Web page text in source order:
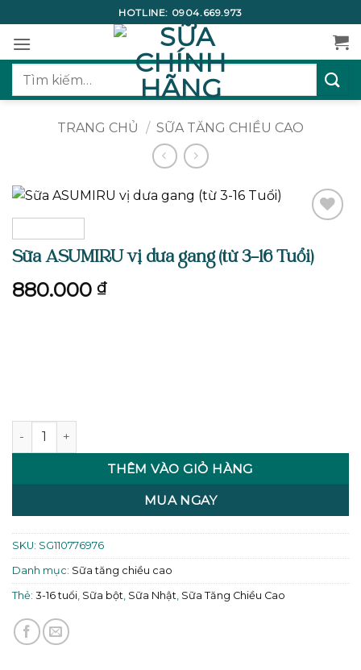
qua
nội
dung
HOTLINE: 0904.669.973
Tìm
TRANG CHỦ / SỮA TĂNG CHIỀU CAO
wishlist
Sữa ASUMIRU vị dưa gang (từ 3-16 Tuổi)
880.000 ₫
Sữa ASUMIRU vị dưa gang (từ 3-16 Tuổi) số lượng
THÊM VÀO GIỎ HÀNG
MUA NGAY
SKU: SG110776976
Danh mục: Sữa tăng chiều cao
Thẻ: 3-16 tuổi Sữa bột Sữa Nhật Sữa Tăng Chiều Cao